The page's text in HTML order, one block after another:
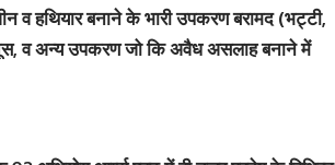
व हथियार बनाने के भारी उपकरण बरामद (भट्टी,
व अन्य उपकरण जो कि अवैध असलाह बनाने में